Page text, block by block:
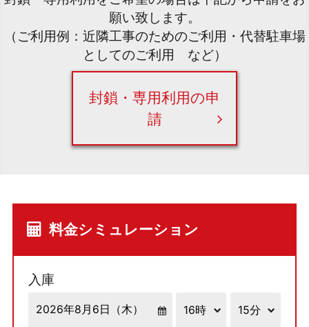
願い致します。
（ご利用例：近隣工事のためのご利用・代替駐車場
としてのご利用 など）
封鎖・専用利用の申
請
料金シミュレーション
入庫